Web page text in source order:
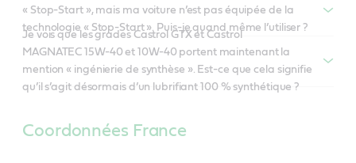
« Stop-Start », mais ma voiture n’est pas équipée de la
technologie « Stop-Start ». Puis-je quand même l’utiliser ?
Je vois que les grades Castrol GTX et Castrol
MAGNATEC 15W-40 et 10W-40 portent maintenant la
mention « ingénierie de synthèse ». Est-ce que cela signifie
qu’il s’agit désormais d’un lubrifiant 100 % synthétique ?
Coordonnées France